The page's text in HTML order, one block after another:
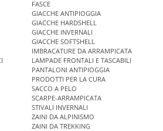
FASCE
GIACCHE ANTIPIOGGIA
GIACCHE HARDSHELL
GIACCHE INVERNALI
GIACCHE SOFTSHELL
IMBRACATURE DA ARRAMPICATA
LAMPADE FRONTALI E TASCABILI
PANTALONI ANTIPIOGGIA
PRODOTTI PER LA CURA
SACCO A PELO
SCARPE-ARRAMPICATA
STIVALI INVERNALI
ZAINI DA ALPINISMO
ZAINI DA TREKKING